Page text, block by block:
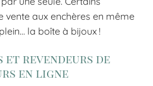
vente aux enchères en même
la boîte à bijoux !
et revendeurs de
en ligne